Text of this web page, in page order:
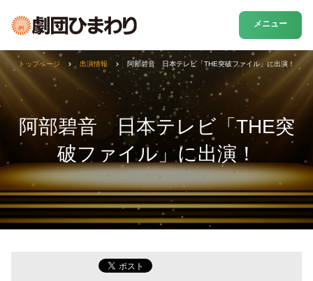
メニュー
阿部碧音 日本テレビ「THE突
破ファイル」に出演！
トップページ 出演情報 阿部碧音 日本テレビ「THE突破ファイル」に出演！